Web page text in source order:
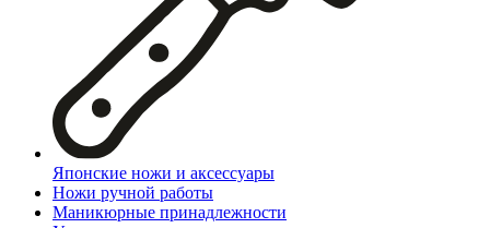
Японские ножи и аксессуары
Ножи ручной работы
Маникюрные принадлежности